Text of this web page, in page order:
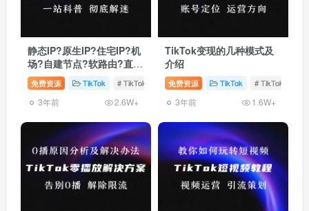
静态IP?原生IP?住宅IP?机
场?自建节点?软路由?直播
专线?一文彻底解答TikTok
运营环境搭建的所有迷思！
免费资源 TikTok # TikTok节点 # 住宅IP # ISP
3年前 2.6W+
TikTok变现的几种模式及
介绍
免费资源 TikTok # TikTok账号
3年前 1.6W+